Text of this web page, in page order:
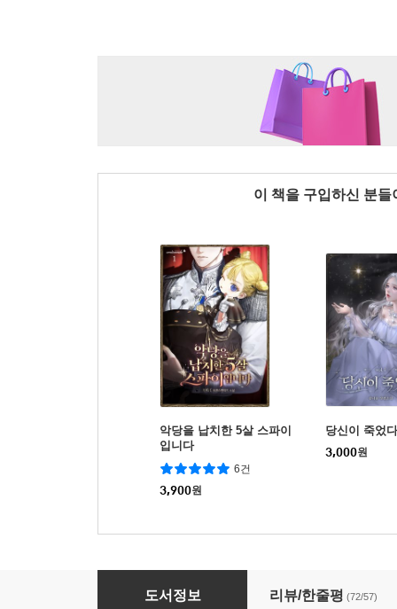
이 책을 구입하신 분
악당을 납치한 5살 스파이
입니다
6건
3,900원
당신이 죽었다
3,000원
AFTER 애프터 1
도서정보 리뷰/한줄평 (72/57)